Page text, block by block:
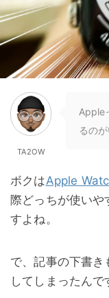
TA2OW
Apple
るの
ボクはApple
際どっちが使いや
すよね。
で、記事の下書
してしまったんで